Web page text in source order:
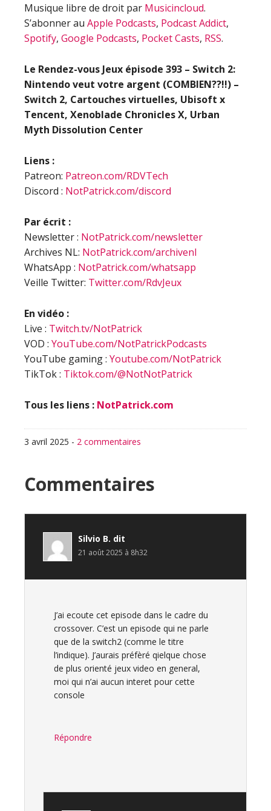
Musique libre de droit par Musicincloud.
S’abonner au Apple Podcasts, Podcast Addict,
Spotify, Google Podcasts, Pocket Casts, RSS.
Le Rendez-vous Jeux épisode 393 – Switch 2:
Nintendo veut votre argent (COMBIEN??!!) –
Switch 2, Cartouches virtuelles, Ubisoft x
Tencent, Xenoblade Chronicles X, Urban
Myth Dissolution Center
Liens :
Patreon: Patreon.com/RDVTech
Discord : NotPatrick.com/discord
Par écrit :
Newsletter : NotPatrick.com/newsletter
Archives NL: NotPatrick.com/archivenl
WhatsApp : NotPatrick.com/whatsapp
Veille Twitter: Twitter.com/RdvJeux
En vidéo :
Live : Twitch.tv/NotPatrick
VOD : YouTube.com/NotPatrickPodcasts
YouTube gaming : Youtube.com/NotPatrick
TikTok : Tiktok.com/@NotNotPatrick
Tous les liens : NotPatrick.com
3 avril 2025 - 2 commentaires
Interactions
du
lecteur
Commentaires
Silvio B. dit
21 août 2025 à 8h32
J’ai ecoute cet episode dans le cadre du
crossover. C’est un episode qui ne parle
que de la switch2 (comme le titre
l’indique). J’aurais préfèré qielque chose
de plus orienté jeux video en general,
moi qui n’ai aucun interet pour cette
console
Répondre